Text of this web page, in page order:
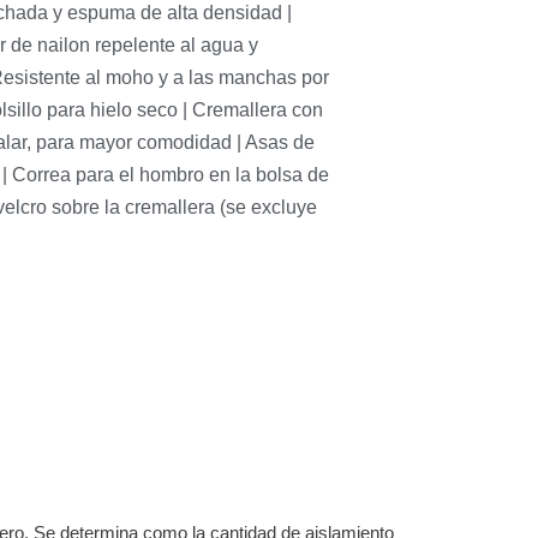
y espuma de alta densidad |
de nailon repelente al agua y
al moho y a las manchas por
para hielo seco | Cremallera con
para mayor comodidad | Asas de
Correa para el hombro en la bolsa de
sobre la cremallera (se excluye
Se determina como la cantidad de aislamiento